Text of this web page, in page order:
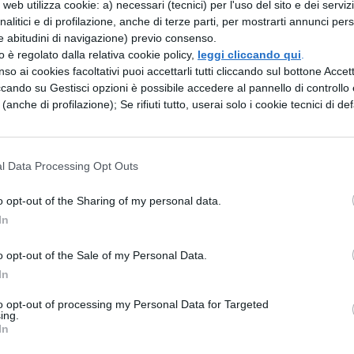
utilizza cookie: a) necessari (tecnici) per l'uso del sito e dei
e di profilazione, anche di terze parti, per mostrarti annunci
abitudini di navigazione) previo consenso.
è regolato dalla relativa cookie policy, leggi cliccando qui
ai cookies facoltativi puoi accettarli tutti cliccando sul bottone
su Gestisci opzioni è possibile accedere al pannello di controllo
di profilazione); Se rifiuti tutto, userai solo i cookie tecnici di
Data Processing Opt Outs
opt-out of the Sharing of my personal data.
opt-out of the Sale of my Personal Data.
opt-out of processing my Personal Data for Targeted
di “This is Us”, sono stati confermati
eccezione dell’attrice Melanie Liburd che
cast ufficiale:
Jack Pearson;
di Jack;
Rebecca e Jack;
e Jack;
e Jack;
la moglie di Randall;